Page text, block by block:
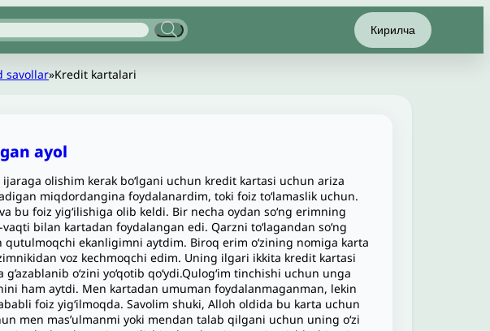
Кирилча
savollar»Kredit kartalari
ayol
olishim kerak bo‘lgani uchun kredit kartasi uchun ariza
miqdordangina foydalanardim, toki foiz to‘lamaslik uchun.
bu foiz yig‘ilishiga olib keldi. Bir necha oydan so‘ng erimning
bilan kartadan foydalangan edi. Qarzni to‘lagandan so‘ng
ekanligimni aytdim. Biroq erim o‘zining nomiga karta
voz kechmoqchi edim. Uning ilgari ikkita kredit kartasi
o‘zini yo‘qotib qo‘ydi.Qulogʻim tinchishi uchun unga
ham aytdi. Men kartadan umuman foydalanmaganman, lekin
foiz yig‘ilmoqda. Savolim shuki, Alloh oldida bu karta uchun
men mas’ulmanmi yoki mendan talab qilgani uchun uning oʻzi